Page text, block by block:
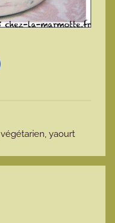
végétarien, yaourt